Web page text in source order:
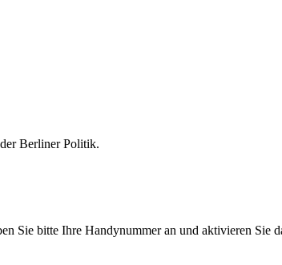
Berliner Politik.
Sie bitte Ihre Handynummer an und aktivieren Sie